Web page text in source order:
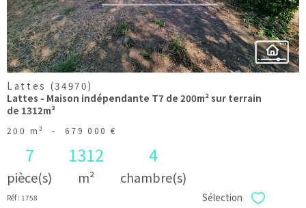
Lattes (34970)
Lattes - Maison indépendante T7 de 200m² sur terrain
de 1312m²
200 m² - 679 000 €
7
pièce(s)
1312
m²
4
chambre(s)
Réf : 1758 Sélection Sélectionner